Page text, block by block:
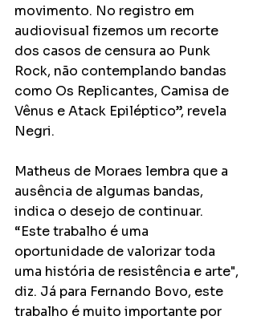
movimento. No registro em
audiovisual fizemos um recorte
dos casos de censura ao Punk
Rock, não contemplando bandas
como Os Replicantes, Camisa de
Vênus e Atack Epiléptico”, revela
Negri.
Matheus de Moraes lembra que a
ausência de algumas bandas,
indica o desejo de continuar.
“Este trabalho é uma
oportunidade de valorizar toda
uma história de resistência e arte",
diz. Já para Fernando Bovo, este
trabalho é muito importante por